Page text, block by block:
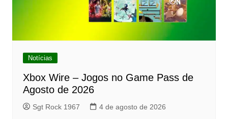
Notícias
Xbox Wire – Jogos no Game Pass de
Agosto de 2026
Sgt Rock 1967 4 de agosto de 2026